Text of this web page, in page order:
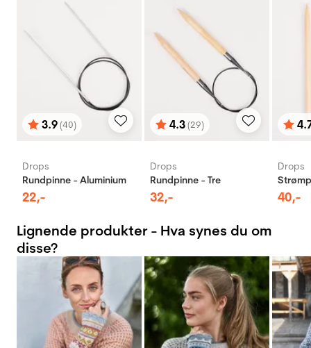
Karakter:
3.9(40)
av 5 mulige
Drops
Rundpinne - Aluminium
22,-
Karakter:
4.3(29)
av 5 mulige
Drops
Rundpinne - Tre
32,-
av 5
Drops
40,-
Lignende produkter - Hva synes du om
disse?